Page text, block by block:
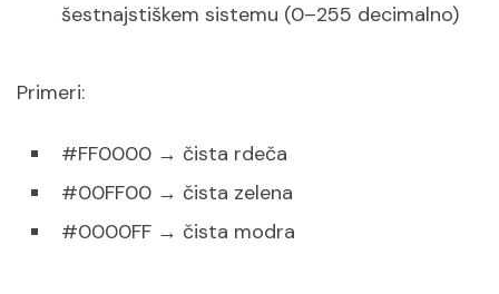
šestnajstiškem sistemu (0–255 decimalno)
Primeri:
#FF0000 → čista rdeča
#00FF00 → čista zelena
#0000FF → čista modra